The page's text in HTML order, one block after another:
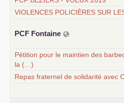
VIOLENCES POLICIÈRES SUR
PCF Fontaine
Pétition pour le maintien des
la (…)
Repas fraternel de solidarité avec